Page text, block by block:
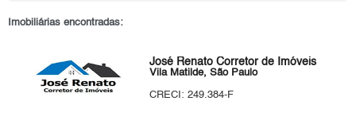
Imobiliárias encontradas:
José Renato Corretor de Imóveis
Vila Matilde, São Paulo
CRECI: 249.384-F